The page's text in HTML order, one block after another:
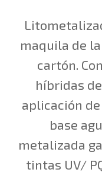
maquila de
cartón.
híbridas
aplicación de
base
metalizada
tintas UV/